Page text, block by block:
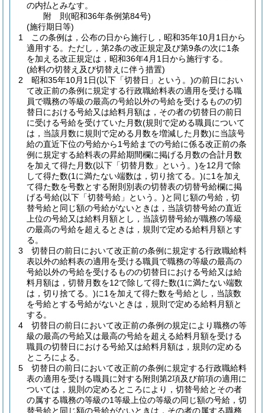
の内払とみなす。
附 則(昭和36年条例第84号)
(施行期日等)
1
この条例は，公布の日から施行し，昭和35年10月1日から
適用する。 ただし，第2条の改正規定及び第9条の次に1条
を加える改正規定は，昭和36年4月1日から施行する。
(給料の切替え及び切替えに伴う措置)
2
昭和35年10月1日(以下「切替日」という。)の前日におい
て改正前の条例に規定する行政職給料表の適用を受ける職
員で職務の等級の最高の号給以外の号給を受けるものの切
替日における号給又は給料月額は，その者の切替日の前日
に受ける号給を受けていた月数(規則で定める職員について
は，当該月数に規則で定める月数を増減した月数)に当該号
給の直近下位の号給から1号給までの号給に係る改正前の条
例に規定する給料表の昇給期間欄に掲げる月数の合計月数
を加えて得た月数(以下「切替月数」という。)を12月で除
して得た数(1に満たない端数は，切り捨てる。)に1を加え
て得た数を号数とする附則別表の切替表の切替号給欄に掲
げる号給(以下「切替号給」という。)と同じ額の号給，切
替号給と同じ額の号給がないときは，当該切替号給の直近
上位の号給又は給料月額とし，当該切替号給が職務の等級
の最高の号給を超えるときは，規則で定める給料月額とす
る。
3
切替日の前日において改正前の条例に規定する行政職給料
表以外の給料表の適用を受ける職員で職務の等級の最高の
号給以外の号給を受けるものの切替日における号給又は給
料月額は，切替月数を12で除して得た数(1に満たない端数
は，切り捨てる。)に1を加えて得た数を号給とし，当該数
を号給とする号給がないときは，規則で定める給料月額と
する。
4
切替日の前日において改正前の条例の規定により職務の等
級の最高の号給又は最高の号給を超える給料月額を受ける
職員の切替日における号給又は給料月額は，規則の定める
ところによる。
5
切替日の前日において改正前の条例に規定する行政職給料
表の適用を受ける職員に対する附則第2項及び前項の適用に
ついては，規則の定めるところにより，切替号給とその者
の属する職務の等級の1等級上位の等級の同じ額の号給，切
替号給と同じ額の号給がないときは，その者の属する職務